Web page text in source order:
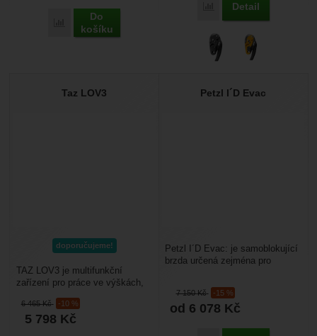
Porovnat
Do
košíku
Porovnat
Detail
Taz LOV3
doporučujeme!
6 465Kč -10 %
5 798 Kč
TAZ LOV3 je multifunkční
zařízení pro práce ve výškách,
brzda, blokant, zachycovač...
Petzl I´D Evac
7 150Kč -15 %
od 6 078 Kč
Petzl I´D Evac: je samoblokující
brzda určená zejména pro
z kotvícího bodu....